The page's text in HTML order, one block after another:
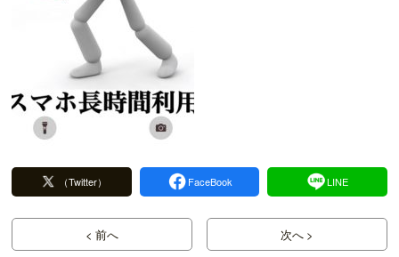
（Twitter） FaceBook LINE
< 前へ 次へ >